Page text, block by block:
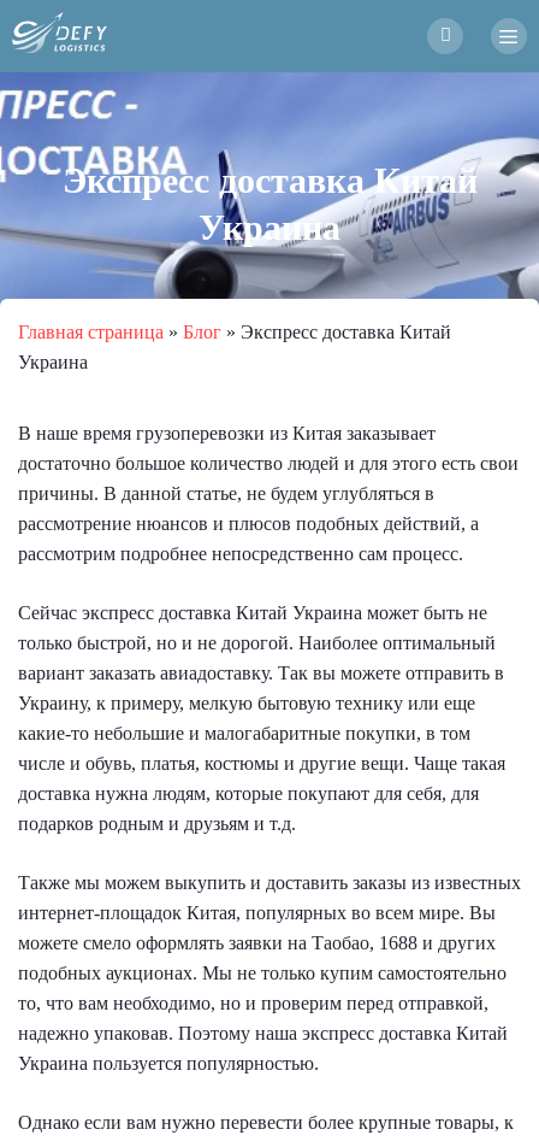
Экспресс доставка Китай
Украина
Главная страница » Блог » Экспресс доставка Китай
Украина
В наше время грузоперевозки из Китая заказывает
достаточно большое количество людей и для этого есть свои
причины. В данной статье, не будем углубляться в
рассмотрение нюансов и плюсов подобных действий, а
рассмотрим подробнее непосредственно сам процесс.
Сейчас экспресс доставка Китай Украина может быть не
только быстрой, но и не дорогой. Наиболее оптимальный
вариант заказать авиадоставку. Так вы можете отправить в
Украину, к примеру, мелкую бытовую технику или еще
какие-то небольшие и малогабаритные покупки, в том
числе и обувь, платья, костюмы и другие вещи. Чаще такая
доставка нужна людям, которые покупают для себя, для
подарков родным и друзьям и т.д.
Также мы можем выкупить и доставить заказы из известных
интернет-площадок Китая, популярных во всем мире. Вы
можете смело оформлять заявки на Таобао, 1688 и других
подобных аукционах. Мы не только купим самостоятельно
то, что вам необходимо, но и проверим перед отправкой,
надежно упаковав. Поэтому наша экспресс доставка Китай
Украина пользуется популярностью.
Однако если вам нужно перевести более крупные товары, к